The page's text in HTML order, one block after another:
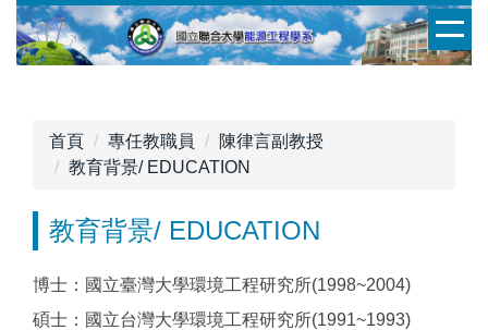
跳
到
主
首頁 專任教職員
陳律言副教授
教育背景/ EDUCATION
教育背景/ EDUCATION
博士：國立臺灣大學環境工程研究所(1998~2004)
碩士：國立台灣大學環境工程研究所(1991~1993)